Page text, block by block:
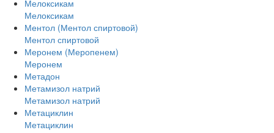
Мелоксикам
Мелоксикам
Ментол (Ментол спиртовой)
Ментол спиртовой
Меронем (Меропенем)
Меронем
Метадон
Метамизол натрий
Метамизол натрий
Метациклин
Метациклин